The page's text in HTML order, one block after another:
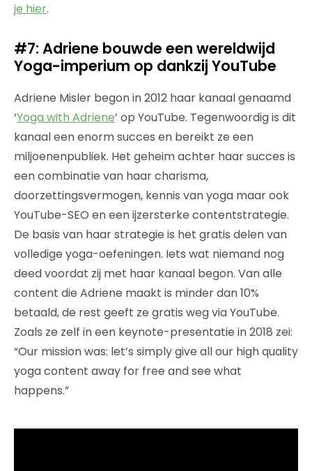
je hier.
#7: Adriene bouwde een wereldwijd
Yoga-imperium op dankzij YouTube
Adriene Misler begon in 2012 haar kanaal genaamd
‘Yoga with Adriene’ op YouTube. Tegenwoordig is dit
kanaal een enorm succes en bereikt ze een
miljoenenpubliek. Het geheim achter haar succes is
een combinatie van haar charisma,
doorzettingsvermogen, kennis van yoga maar ook
YouTube-SEO en een ijzersterke contentstrategie.
De basis van haar strategie is het gratis delen van
volledige yoga-oefeningen. Iets wat niemand nog
deed voordat zij met haar kanaal begon. Van alle
content die Adriene maakt is minder dan 10%
betaald, de rest geeft ze gratis weg via YouTube.
Zoals ze zelf in een keynote-presentatie in 2018 zei:
“Our mission was: let’s simply give all our high quality
yoga content away for free and see what
happens.”